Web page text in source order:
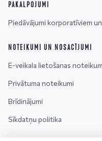
PAKALPOJUMI
Piedāvājumi korporatīviem
NOTEIKUMI UN NOSACĪJUMI
E-veikala lietošanas
Privātuma noteikumi
Brīdinājumi
Sīkdatņu politika